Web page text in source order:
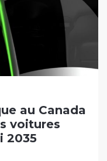
au Canada
voitures
2035